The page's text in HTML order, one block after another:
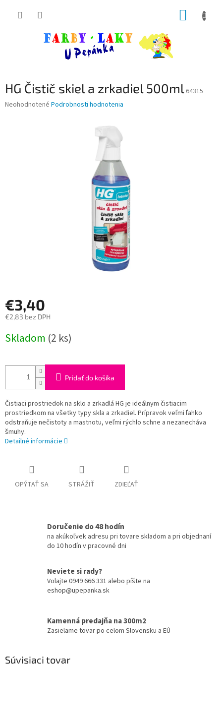
HG Čistič skiel a zrkadiel 500ml 64315
Priemerné
Neohodnotené Podrobnosti hodnotenia
€3,40
€2,83 bez DPH
cena:
Skladom (2 ks)
Pridať do košíka
Čistiaci prostriedok na sklo a zrkadlá HG je ideálnym čistiacim
prostriedkom na všetky typy skla a zrkadiel. Prípravok veľmi ľahko
odstraňuje nečistoty a mastnotu, veľmi rýchlo schne a nezanecháva
šmuhy.
Detailné informácie
OPÝTAŤ SA STRÁŽIŤ ZDIEĽAŤ
Doručenie do 48 hodín
na akúkoľvek adresu pri tovare skladom a pri objednaní
do 10 hodín v pracovné dni
Neviete si rady?
Volajte 0949 666 331 alebo píšte na
eshop@upepanka.sk
Kamenná predajňa na 300m2
Zasielame tovar po celom Slovensku a EÚ
Súvisiaci tovar